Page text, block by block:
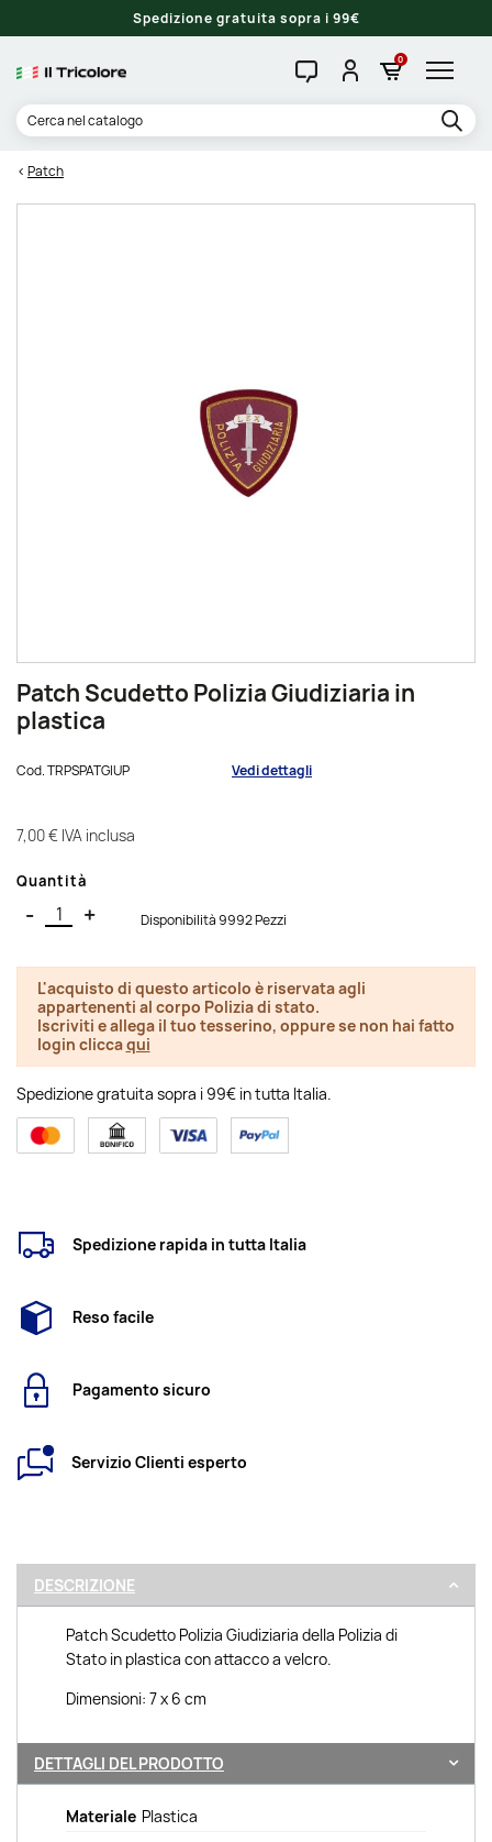
Spedizione gratuita sopra i 99€
0
Patch
Patch Scudetto Polizia Giudiziaria in
plastica
Cod.TRPSPATGIUP Vedi dettagli
7,00 € IVA inclusa
Quantità
- + Disponibilità 9992 Pezzi
L'acquisto di questo articolo è riservata agli
appartenenti al corpo Polizia di stato.
Iscriviti e allega il tuo tesserino, oppure se non hai fatto
login cliccaqui
Spedizione gratuita sopra i 99€ in tutta Italia.
Spedizione rapida in tutta Italia
Reso facile
Pagamento sicuro
Servizio Clienti esperto
DESCRIZIONE
Patch Scudetto Polizia Giudiziaria della Polizia di
Stato in plastica con attacco a velcro.
Dimensioni: 7 x 6 cm
DETTAGLI DEL PRODOTTO
Materiale Plastica